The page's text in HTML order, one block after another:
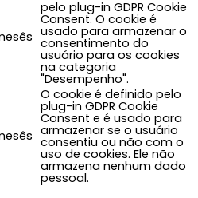
pelo plug-in GDPR Cookie
Consent. O cookie é
usado para armazenar o
consentimento do
usuário para os cookies
na categoria
"Desempenho".
O cookie é definido pelo
plug-in GDPR Cookie
Consent e é usado para
armazenar se o usuário
consentiu ou não com o
uso de cookies. Ele não
armazena nenhum dado
pessoal.